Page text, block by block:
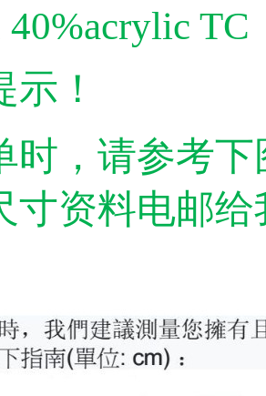
40%acrylic TC
！
时，请参考
寸资料电邮给